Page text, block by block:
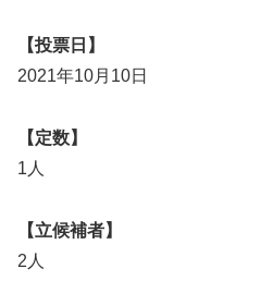
【投票日】
2021年10月10日
【定数】
1人
【立候補者】
2人